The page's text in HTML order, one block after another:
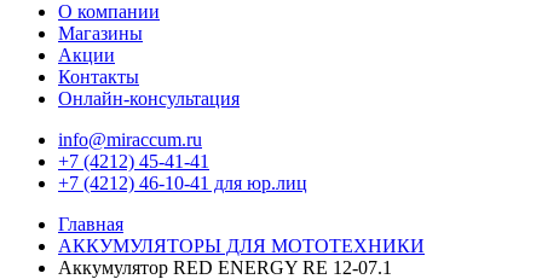
О компании
Магазины
Акции
Контакты
Онлайн-консультация
info@miraccum.ru
+7 (4212) 45-41-41
+7 (4212) 46-10-41 для юр.лиц
Главная
АККУМУЛЯТОРЫ ДЛЯ МОТОТЕХНИКИ
Аккумулятор RED ENERGY RE 12-07.1